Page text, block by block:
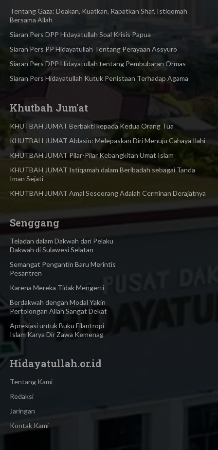
Tentang Gaza: Doakan, Kuatkan, Rapatkan Shaf, Istiqomah
Bersama Allah
Siaran Pers DPP Hidayatullah Soal Krisis Papua
Siaran Pers PP Hidayatullah Tentang Perayaan Assyuro
Siaran Pers DPP Hidayatullah tentang Pembubaran Ormas
Siaran Pers Hidayatullah Kutuk Penistaan Terhadap Agama
Khutbah Jum'at
KHUTBAH JUMAT Berbakti kepada Kedua Orang Tua
KHUTBAH JUMAT Ablasio: Melepaskan Diri Menuju Cahaya Ilahi
KHUTBAH JUMAT Pilar-Pilar Kebangkitan Umat Islam
KHUTBAH JUMAT Istiqamah dalam Beribadah sebagai Tanda
Iman Sejati
KHUTBAH JUMAT Amal Seseorang Adalah Cerminan Derajatnya
Senggang
Teladan dalam Dakwah dari Pelaku
Dakwah di Sulawesi Selatan
Semangat Pengantin Baru Merintis
Pesantren
Karena Mereka Tidak Mengerti
Berdakwah dengan Modal Yakin
Pertolongan Allah Sangat Dekat
Apresiasi untuk Buku Filantropi
Islam Karya Dir Zawa Kemenag
Hidayatullah.or.id
Tentang Kami
Redaksi
Jaringan
Kontak Kami